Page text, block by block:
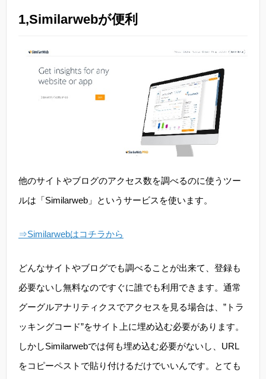
1,Similarwebが便利
他のサイトやブログのアクセス数を調べるのに使うツー
ルは「Similarweb」というサービスを使います。
⇒Similarwebはコチラから
どんなサイトやブログでも調べることが出来て、登録も
必要ないし無料なのですぐに誰でも利用できます。通常
グーグルアナリティクスでアクセスを見る場合は、”トラ
ッキングコード”をサイト上に埋め込む必要があります。
しかしSimilarwebでは何も埋め込む必要がないし、URL
をコピーペストで貼り付けるだけでいいんです。とても